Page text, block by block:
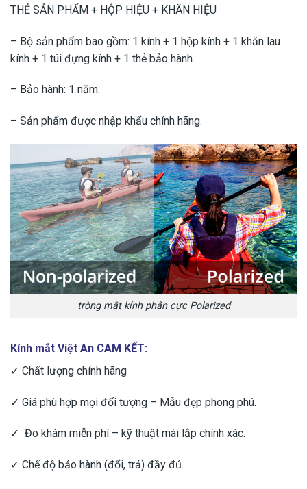
THẺ SẢN PHẨM + HỘP HIỆU + KHĂN HIỆU
– Bộ sản phẩm bao gồm: 1 kính + 1 hộp kính + 1 khăn lau
kính + 1 túi đựng kính + 1 thẻ bảo hành.
– Bảo hành: 1 năm.
– Sản phẩm được nhập khẩu chính hãng.
tròng mắt kính phân cực Polarized
Kính mắt Việt An CAM KẾT:
✓ Chất lượng chính hãng
✓ Giá phù hợp mọi đối tượng – Mẫu đẹp phong phú.
✓ Đo khám miễn phí – kỹ thuật mài lắp chính xác.
✓ Chế độ bảo hành (đổi, trả) đầy đủ.